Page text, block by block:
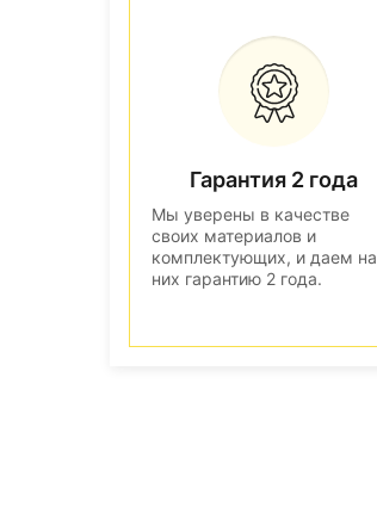
Гарантия 2 года
Мы уверены в качестве
своих материалов и
комплектующих, и даем на
них гарантию 2 года.